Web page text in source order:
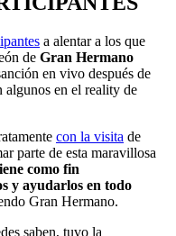
a alentar a los que
de Gran Hermano
en vivo después de
algunos en el reality de
con la visita de
parte de esta maravillosa
como fin
y ayudarlos en todo
Gran Hermano.
saben, tuvo la